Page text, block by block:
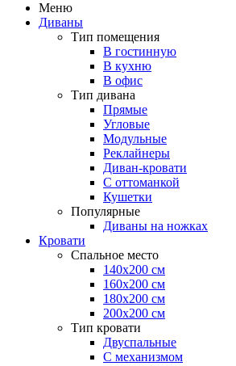
Меню
Диваны
Тип помещения
В гостинную
В кухню
В офис
Тип дивана
Прямые
Угловые
Модульные
Реклайнеры
Диван-кровати
С оттоманкой
Кушетки
Популярные
Диваны на ножках
Кровати
Спальное место
140х200 см
160х200 см
180х200 см
200х200 см
Тип кровати
Двуспальные
С механизмом